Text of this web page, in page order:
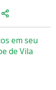
em seu
de Vila